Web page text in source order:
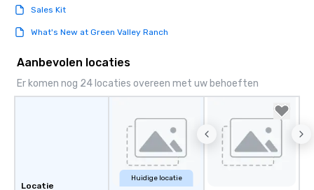
Sales Kit
What's New at Green Valley Ranch
Aanbevolen locaties
Er komen nog 24 locaties overeen met uw behoeften
Locatie
Huidige locatie